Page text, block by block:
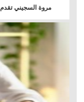
مروة السجيني تقدم 5 نصائح هامة لتعلم فن الطبخ للمبتدئين